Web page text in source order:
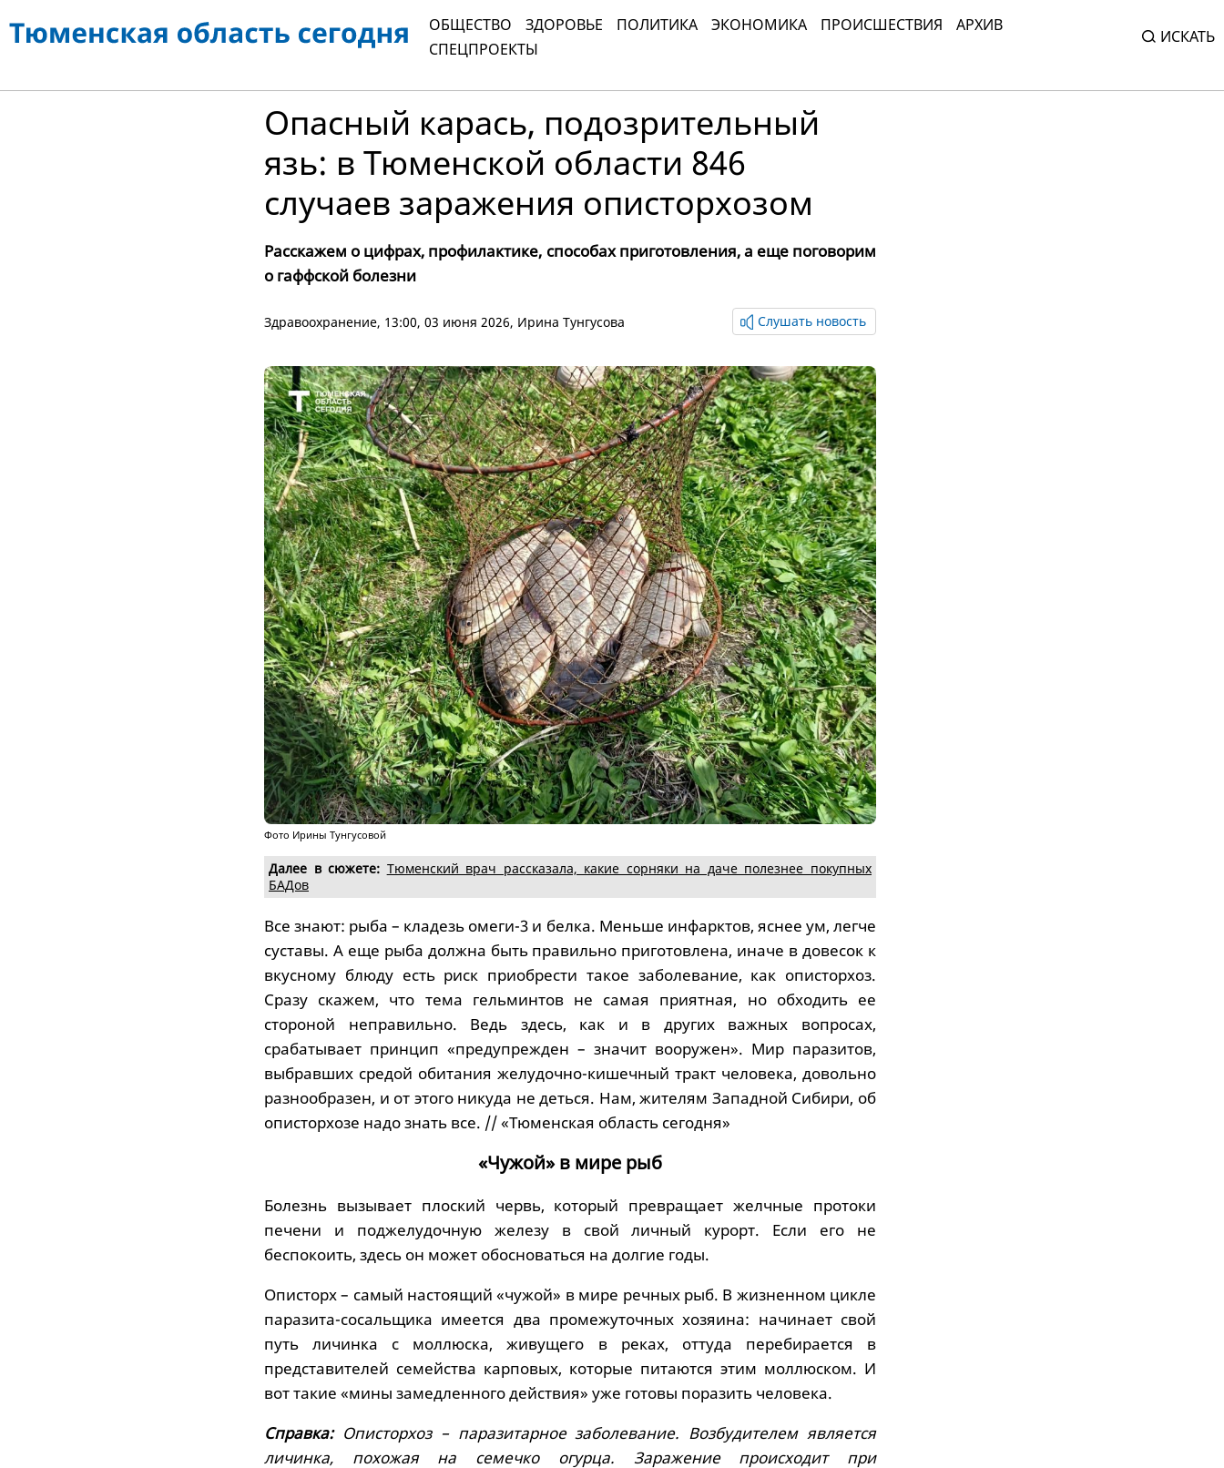
ОБЩЕСТВО ЗДОРОВЬЕ ПОЛИТИКА ЭКОНОМИКА ПРОИСШЕСТВИЯ
АРХИВ
СПЕЦПРОЕКТЫ
ИСКАТЬ
Опасный карась, подозрительный
язь: в Тюменской области 846
случаев заражения описторхозом
Расскажем о цифрах, профилактике, способах приготовления, а еще поговорим
о гаффской болезни
Здравоохранение, 13:00, 03 июня 2026, Ирина Тунгусова Слушать новость
Фото Ирины Тунгусовой
Далее в сюжете: Тюменский врач рассказала, какие сорняки на даче полезнее покупных
БАДов
Все знают: рыба – кладезь омеги-3 и белка. Меньше инфарктов, яснее ум, легче
суставы. А еще рыба должна быть правильно приготовлена, иначе в довесок к
вкусному блюду есть риск приобрести такое заболевание, как описторхоз.
Сразу скажем, что тема гельминтов не самая приятная, но обходить ее
стороной неправильно. Ведь здесь, как и в других важных вопросах,
срабатывает принцип «предупрежден – значит вооружен». Мир паразитов,
выбравших средой обитания желудочно-кишечный тракт человека, довольно
разнообразен, и от этого никуда не деться. Нам, жителям Западной Сибири, об
описторхозе надо знать все. // «Тюменская область сегодня»
«Чужой» в мире рыб
Болезнь вызывает плоский червь, который превращает желчные протоки
печени и поджелудочную железу в свой личный курорт. Если его не
беспокоить, здесь он может обосноваться на долгие годы.
Описторх – самый настоящий «чужой» в мире речных рыб. В жизненном цикле
паразита-сосальщика имеется два промежуточных хозяина: начинает свой
путь личинка с моллюска, живущего в реках, оттуда перебирается в
представителей семейства карповых, которые питаются этим моллюском. И
вот такие «мины замедленного действия» уже готовы поразить человека.
Справка: Описторхоз – паразитарное заболевание. Возбудителем является
личинка, похожая на семечко огурца. Заражение происходит при